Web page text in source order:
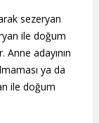
sezeryan
ile doğum
adayının
ya da
ile doğum